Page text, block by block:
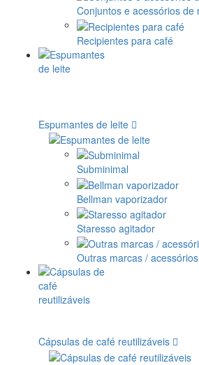
Conjuntos e acessórios de
Recipientes para café
Espumantes de leite
Subminimal
Bellman vaporizador
Staresso agitador
Outras marcas / acessórios
Cápsulas de café reutilizáveis